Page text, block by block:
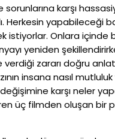
karşı
Herkesin yapabileceği
istiyorlar. Onlara içinde
yeniden
verdiği zararı doğru
insana nasıl
karşı neler
üç filmden oluşan bir